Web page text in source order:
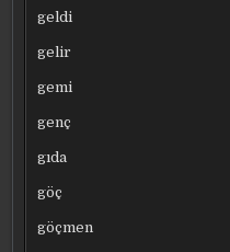
geldi
gelir
gemi
genç
gıda
göç
göçmen